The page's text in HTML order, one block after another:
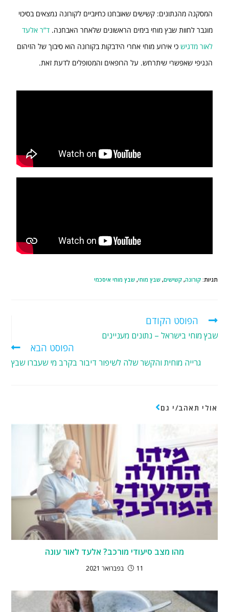
המסקנה מהנתונים: קשישים שאובחנו כחיוביים לקורונה נמצאים בסיכוי
מוגבר לחוות שבץ מוחי בימים הראשונים שלאחר האבחנה.ד”ר אלעד
לאור מדגיש כי אירוע מוחי אחרי הידבקות בקורונה הוא סיבוך של הזיהום
הנגיפי שאפשרי שיתרחש. על הרופאים והמטופלים לדעת זאת.
תגיות:קורונה, קשישים, שבץ מוחי, שבץ מוחי איסכמי
הפוסט הקודם
שבץ מוחי בישראל – נתונים מעניינים
הפוסט הבא
גרייה מוחית והקשר שלה לשיפור דיבור בקרב מי שעברו שבץ
אולי תאהב/י גם
מהו מצב סיעודי מורכב? אלעד לאור עונה
11 בפברואר 2021